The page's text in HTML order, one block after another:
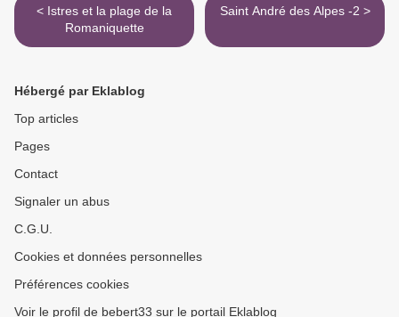
< Istres et la plage de la
Romaniquette
Saint André des Alpes -2 >
Hébergé par Eklablog
Top articles
Pages
Contact
Signaler un abus
C.G.U.
Cookies et données personnelles
Préférences cookies
Voir le profil de bebert33 sur le portail Eklablog